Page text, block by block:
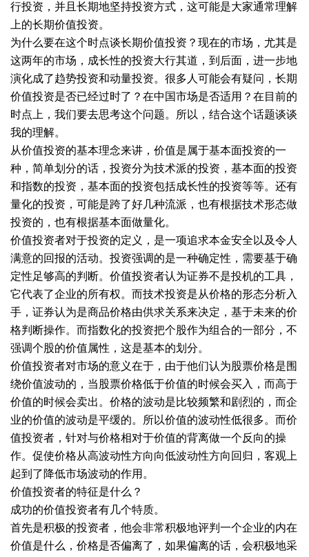
行投资，并且长期地坚持投资方式，这可能是大家通常理解
上的长期价值投资。
为什么要在这个时点谈长期价值投资？现在的市场，尤其是
这两年的市场，成长性的投资大行其道，到后面，进一步地
演化成了趋势投资和动量投资。很多人可能会有疑问，长期
价值投资是否已经过时了？在中国市场是否适用？在目前的
时点上，我们要去思考这个问题。所以，结合这个话题谈谈
我的理解。
从价值投资的基本理念来讲，价值是属于基本面投资的一
种，简单划分的话，投资分为技术派的投资，基本面的投资
和指数的投资，基本面的投资包括成长性的投资等等。还有
量化的投资，可能是跨了好几种流派，也有根据技术形态做
投资的，也有根据基本面做量化。
价值投资者对于投资的定义，是一项追求本金安全以及令人
满意的回报的活动。投资强调的是一种确定性，需要基于确
定性足够高的判断。价值投资者认为证券不是投机的工具，
它代表了企业的所有权。而技术投资是从价格的形态分析入
手，证券认为是商品价格由供求关系来决定，基于未来的价
格判断操作。而指数化的投资把个股作为组合的一部分，不
强调个股的价值属性，这是基本的划分。
价值投资者对市场的意义在于，由于他们认为股票价格是围
绕价值波动的，当股票价格低于价值的时候会买入，而高于
价值的时候会卖出。价格的波动是比较频繁和剧烈的，而企
业的价值的波动是平缓的。所以价值的波动性低很多。而价
值投资者，针对与价格相对于价值的背离做一个反向的操
作。促使价格从高波动性方向向低波动性方向回归，客观上
起到了降低市场波动的作用。
价值投资者的特征是什么？
成功的价值投资者有几个特质。
首先是积极的投资者，他会非常积极地评判一个企业的内在
价值是什么，价格是否偏离了，如果偏离的话，会积极地采